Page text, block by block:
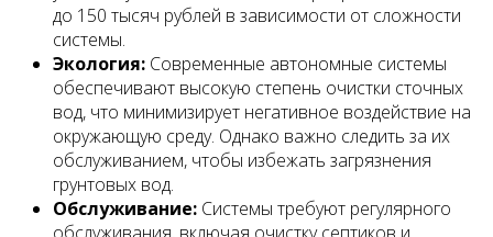
до 150 тысяч рублей в зависимости от сложности
системы.
Экология: Современные автономные системы
обеспечивают высокую степень очистки сточных
вод, что минимизирует негативное воздействие на
окружающую среду. Однако важно следить за их
обслуживанием, чтобы избежать загрязнения
грунтовых вод.
Обслуживание: Системы требуют регулярного